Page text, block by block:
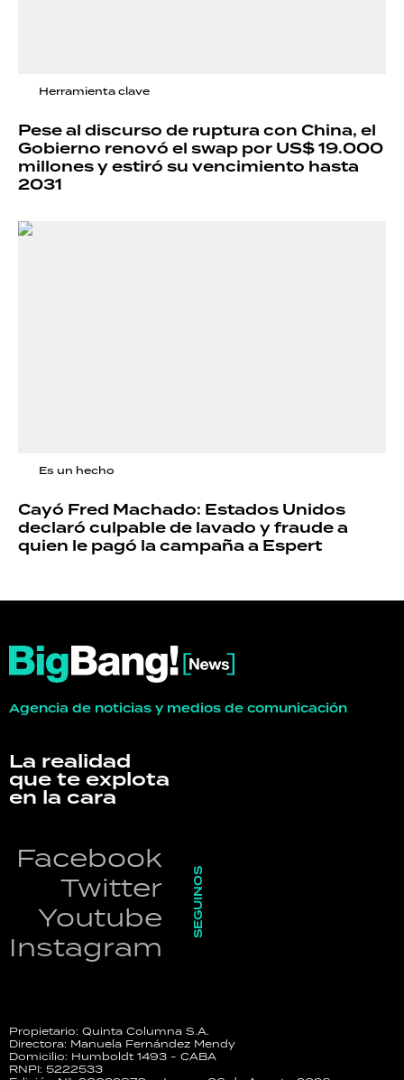
Herramienta clave
Pese al discurso de ruptura con China, el
Gobierno renovó el swap por US$ 19.000
millones y estiró su vencimiento hasta
2031
Es un hecho
Cayó Fred Machado: Estados Unidos
declaró culpable de lavado y fraude a
quien le pagó la campaña a Espert
Agencia de noticias y medios de comunicación
La realidad
que te explota
en la cara
Facebook
Twitter
Youtube
Instagram
SEGUINOS
Propietario: Quinta Columna S.A.
Directora: Manuela Fernández Mendy
Domicilio: Humboldt 1493 - CABA
RNPI: 5222533